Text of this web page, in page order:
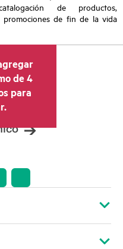
de productos,
promociones de fin de la vida
de 4
para